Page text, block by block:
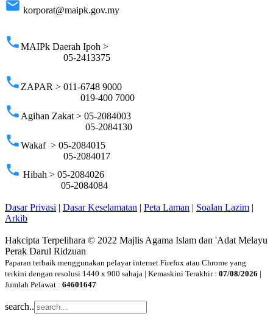
email korporat@maipk.gov.my
phoneMAIPk Daerah Ipoh >
05-2413375
phone ZAPAR > 011-6748 9000
019-400 7000
phone Agihan Zakat > 05-2084003
05-2084130
phoneWakaf > 05-2084015
05-2084017
phone Hibah > 05-2084026
05-2084084
Dasar Privasi | Dasar Keselamatan | Peta Laman | Soalan Lazim |
Arkib
Hakcipta Terpelihara © 2022 Majlis Agama Islam dan 'Adat Melayu
Perak Darul Ridzuan
Paparan terbaik menggunakan pelayar internet Firefox atau Chrome yang
terkini dengan resolusi 1440 x 900 sahaja | Kemaskini Terakhir : 07/08/2026 |
Jumlah Pelawat : 64601647
search..